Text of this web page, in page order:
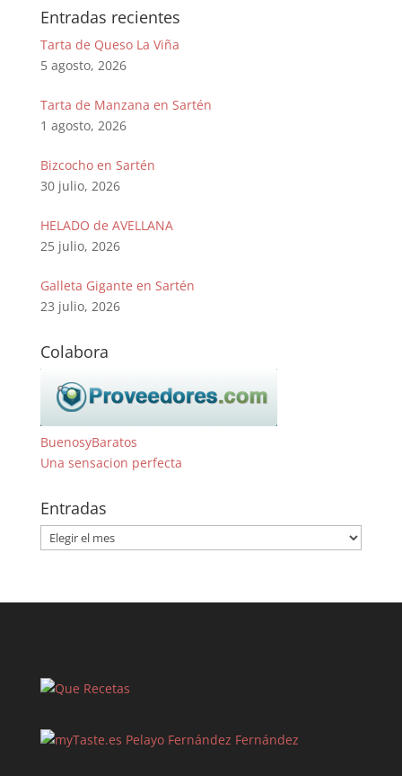
Entradas recientes
Tarta de Queso La Viña
5 agosto, 2026
Tarta de Manzana en Sartén
1 agosto, 2026
Bizcocho en Sartén
30 julio, 2026
HELADO de AVELLANA
25 julio, 2026
Galleta Gigante en Sartén
23 julio, 2026
Colabora
BuenosyBaratos
Una sensacion perfecta
Entradas
Entradas
Pelayo Fernández Fernández